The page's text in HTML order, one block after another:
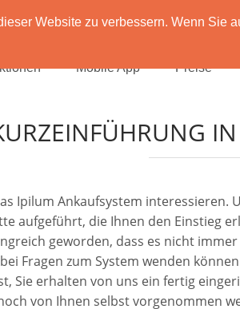
Website zu verbessern. Wenn Sie
Mobile App Preise
Ipilum Ankaufsystem
aufgeführt, die Ihnen den Einstieg
geworden, dass es nicht
Fragen zum System wenden
Sie erhalten von uns ein fertig
von Ihnen selbst vorgenommen